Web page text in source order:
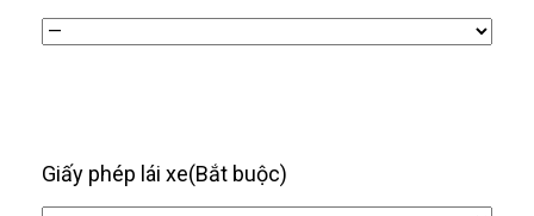
Giấy phép lái xe(Bắt buộc)